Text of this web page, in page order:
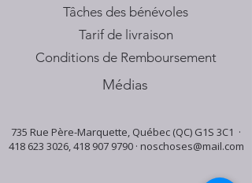
Tâches des bénévoles
Tarif de livraison
Conditions de Remboursement
Médias
735 Rue Père-Marquette, Québec (QC) G1S 3C1 ·
418 623 3026,418 907 9790· noschoses@mail.com